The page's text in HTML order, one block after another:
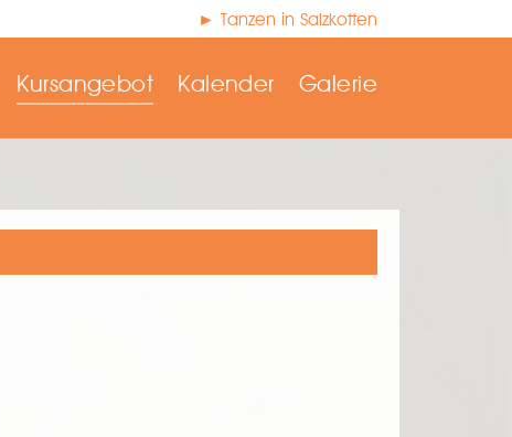
► Tanzen in Salzkotten
Kursangebot Kalender Galerie